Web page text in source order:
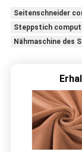
Seitenschneider
Steppstich
Nähmaschine des